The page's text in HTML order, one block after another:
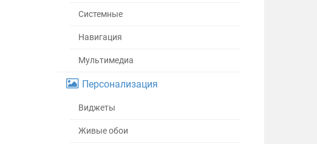
Системные
Навигация
Мультимедиа
Персонализация
Виджеты
Живые обои